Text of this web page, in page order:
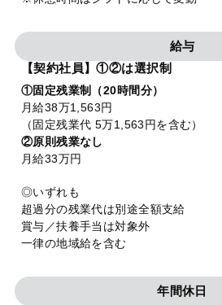
給与
【契約社員】①②は選択制
①固定残業制（20時間分）
月給38万1,563円
（固定残業代 5万1,563円を含む）
②原則残業なし
月給33万円
◎いずれも
超過分の残業代は別途全額支給
賞与／扶養手当は対象外
一律の地域給を含む
年間休日